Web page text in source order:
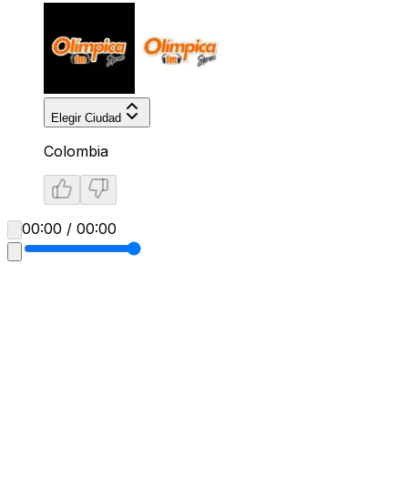
Elegir Ciudad
Colombia
00:00 / 00:00